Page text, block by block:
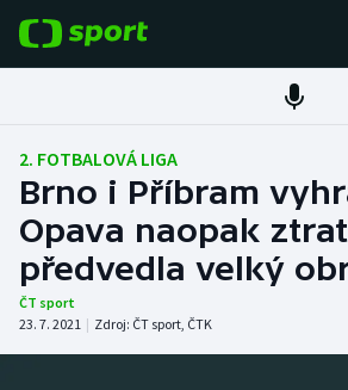
Fotbal
Hokej
Tenis
Atletika
2. FOTBALOVÁ LIGA
Brno i Příbram
Opava naopak
předvedla velký
ČT sport
23. 7. 2021 | Zdroj: ČT sport, ČTK